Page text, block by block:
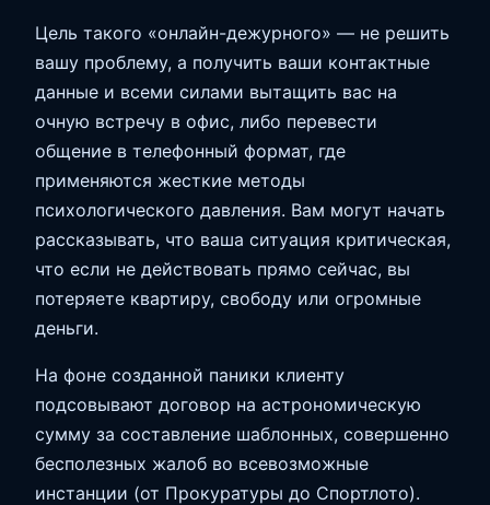
Цель такого «онлайн-дежурного» — не решить
вашу проблему, а получить ваши контактные
данные и всеми силами вытащить вас на
очную встречу в офис, либо перевести
общение в телефонный формат, где
применяются жесткие методы
психологического давления. Вам могут начать
рассказывать, что ваша ситуация критическая,
что если не действовать прямо сейчас, вы
потеряете квартиру, свободу или огромные
деньги.
На фоне созданной паники клиенту
подсовывают договор на астрономическую
сумму за составление шаблонных, совершенно
бесполезных жалоб во всевозможные
инстанции (от Прокуратуры до Спортлото).